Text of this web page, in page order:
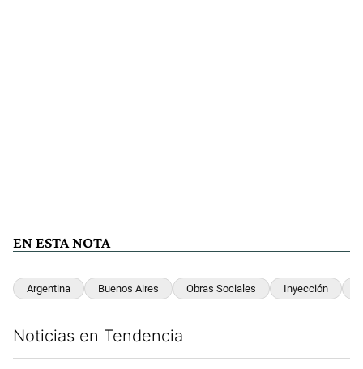
EN ESTA NOTA
Argentina Buenos Aires Obras Sociales Inyección
Noticias en Tendencia